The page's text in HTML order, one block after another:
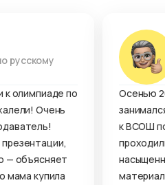
русскому
к олимпиаде по
Очень
— объясняет
мама купила
Осенью
к ВСОШ